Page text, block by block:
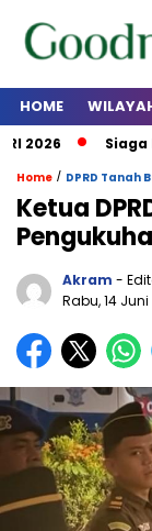
HOME
Siaga
Home / DPRD Tanah
Ketua
Akram -
Rabu, 14 Juni